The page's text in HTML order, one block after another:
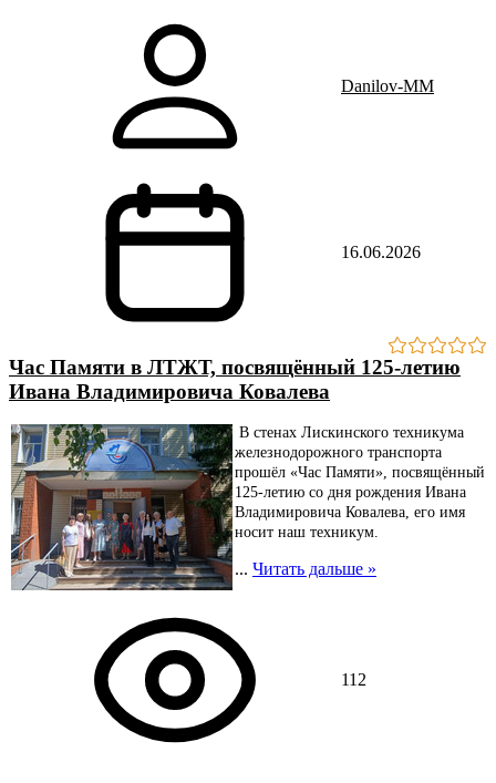
Danilov-MM
16.06.2026
Час Памяти в ЛТЖТ, посвящённый 125‑летию
Ивана Владимировича Ковалева
В стенах Лискинского техникума
железнодорожного транспорта
прошёл «Час Памяти», посвящённый
125-летию со дня рождения Ивана
Владимировича Ковалева, его имя
носит наш техникум.
... Читать дальше »
112